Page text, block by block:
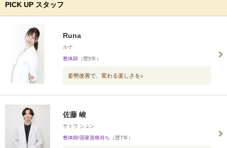
PICK UP スタッフ
Runa
ルナ
整体師 （歴5年）
姿勢改善で、変わる楽しさを♪
佐藤 峻
サトウ シュン
整体師/国家資格持ち （歴7年）